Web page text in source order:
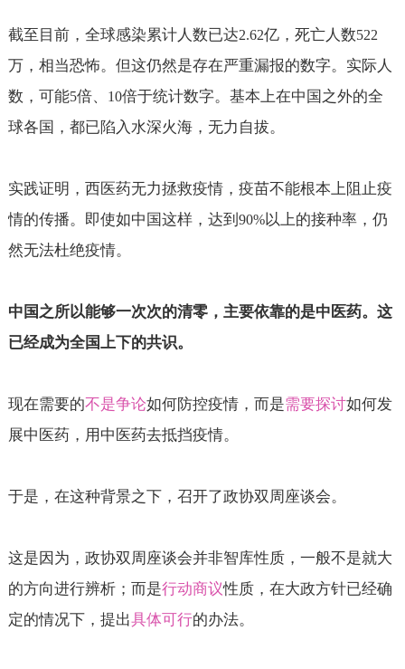
截至目前，全球感染累计人数已达2.62亿，死亡人数522
万，相当恐怖。但这仍然是存在严重漏报的数字。实际人
数，可能5倍、 10倍于统计数字。基本上在中国之外的全
球各国，都已陷入水深火海，无力自拔。
实践证明，西医药无力拯救疫情，疫苗不能根本上阻止疫
情的传播。即使如中国这样，达到 90%以上的接种率，仍
然无法杜绝疫情。
中国之所以能够一次次的清零，主要依靠的是中医药。这
已经成为全国上下的共识。
现在需要的不是争论如何防控疫情，而是需要探讨如何发
展中医药，用中医药去抵挡疫情。
于是，在这种背景之下，召开了政协双周座谈会。
这是因为，政协双周座谈会并非智库性质，一般不是就大
的方向进行辨析；而是行动商议性质，在大政方针已经确
定的情况下，提出具体可行的办法。